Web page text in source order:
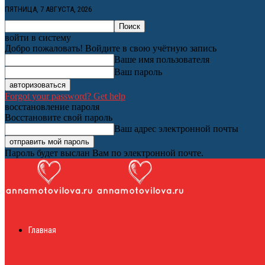
ПЯТНИЦА, 7 АВГУСТА, 2026
войти в систему
Добро пожаловать! Войдите в свою учётную запись
Ваше имя пользователя
Ваш пароль
Forgot your password? Get help
восстановление пароля
Восстановите свой пароль
Ваш адрес электронной почты
Пароль будет выслан Вам по электронной почте.
Главная